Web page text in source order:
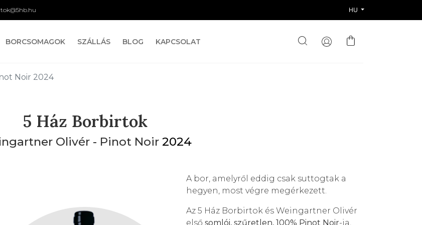
HU
BORCSOMAGOK SZÁLLÁS BLOG KAPCSOLAT
Noir 2024
5 Ház Borbirtok
Olivér - Pinot Noir 2024
A bor, amelyről eddig csak suttogtak a
hegyen, most végre megérkezett.
Az 5 Ház Borbirtok és Weingartner Olivér
első somlói, szűretlen, 100% Pinot Noir-ja,